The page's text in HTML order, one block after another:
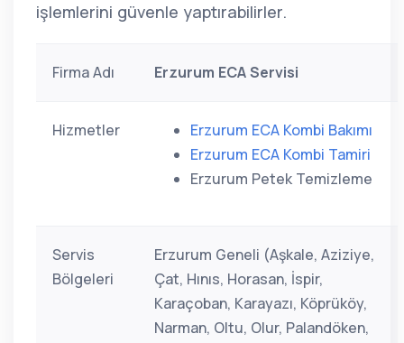
işlemlerini güvenle yaptırabilirler.
Firma Adı Erzurum ECA Servisi
Hizmetler
Erzurum ECA Kombi Bakımı
Erzurum ECA Kombi Tamiri
Erzurum Petek Temizleme
Servis
Bölgeleri
Erzurum Geneli (Aşkale, Aziziye,
Çat, Hınıs, Horasan, İspir,
Karaçoban, Karayazı, Köprüköy,
Narman, Oltu, Olur, Palandöken,